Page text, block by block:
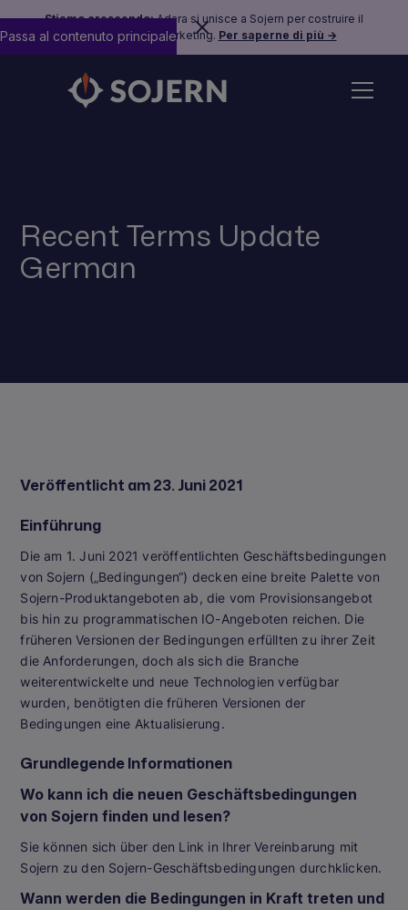
Stiamo crescendo:Adara si unisce a Sojern per costruire il
futuro del travel marketing. Per saperne di più →
Passa al contenuto principale
Recent Terms Update
German
Veröffentlicht am 23. Juni 2021
Einführung
Die am 1. Juni 2021 veröffentlichten Geschäftsbedingungen
von Sojern („Bedingungen“) decken eine breite Palette von
Sojern-Produktangeboten ab, die vom Provisionsangebot
bis hin zu programmatischen IO-Angeboten reichen. Die
früheren Versionen der Bedingungen erfüllten zu ihrer Zeit
die Anforderungen, doch als sich die Branche
weiterentwickelte und neue Technologien verfügbar
wurden, benötigten die früheren Versionen der
Bedingungen eine Aktualisierung.
Grundlegende Informationen
Wo kann ich die neuen Geschäftsbedingungen
von Sojern finden und lesen?
Sie können sich über den Link in Ihrer Vereinbarung mit
Sojern zu den Sojern-Geschäftsbedingungen durchklicken.
Wann werden die Bedingungen in Kraft treten und